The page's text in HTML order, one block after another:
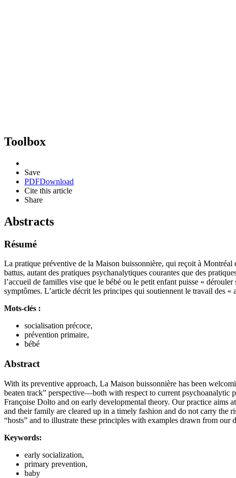
Toolbox
Save
PDFDownload
Cite this article
Share
Abstracts
Résumé
La pratique préventive de la Maison buissonnière, qui reçoit à Montréal
battus, autant des pratiques psychanalytiques courantes que des
l’accueil de familles vise que le bébé ou le petit enfant puisse «
symptômes. L’article décrit les principes qui soutiennent le travail des «
Mots-clés :
socialisation précoce,
prévention primaire,
bébé
Abstract
With its preventive approach, La Maison buissonnière has been
beaten track” perspective—both with respect to current psychoanalytic
Françoise Dolto and on early developmental theory. Our practice aims
and their family are cleared up in a timely fashion and do not carry the
“hosts” and to illustrate these principles with examples drawn from
Keywords:
early socialization,
primary prevention,
baby